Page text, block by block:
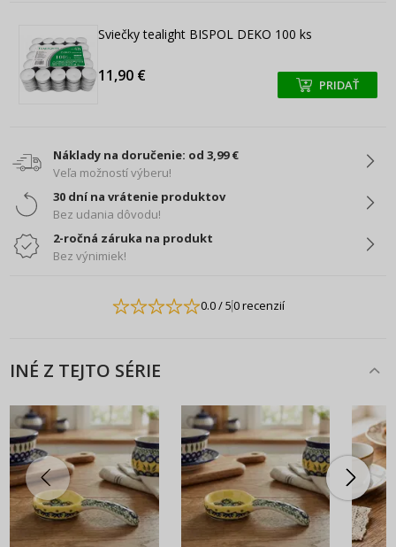
Sviečky tealight BISPOL DEKO 100 ks
11,90 € +
+ PRIDAŤ
Náklady na doručenie: od 3,99 €
Veľa možností výberu!
30 dní na vrátenie produktov
Bez udania dôvodu!
2-ročná záruka na produkt
Bez výnimiek!
0.0/ 50 recenzií
INÉ Z TEJTO SÉRIE